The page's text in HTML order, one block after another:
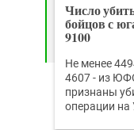
Число
бойцов с
9100
Не менее
4607 - из
признаны
операции на